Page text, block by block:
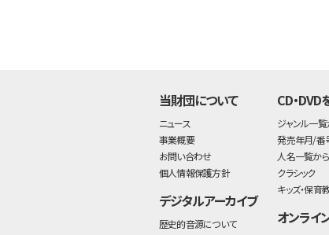
当財団について
ニュース
事業概要
お問い合わせ
個人情報保護方針
デジタルアーカイブ
歴史的音源について
CD・DVD
ジャンル一
発売年月/番
人名一覧か
クラシック
キッズ・保育
オンライ